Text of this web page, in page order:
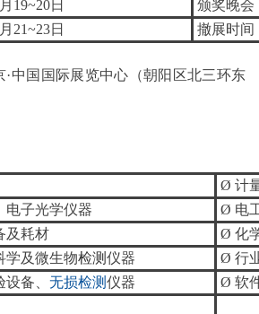
19~20日
颁奖晚会
21~23日
撤展时间
·中国国际展览中心（朝阳区北三环东
Ø 计
电子光学仪器
Ø 电
及耗材
Ø 化
学及微生物检测仪器
Ø 行
备、 无损检测仪器
Ø 软